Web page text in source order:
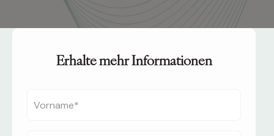
Erhalte mehr Informationen